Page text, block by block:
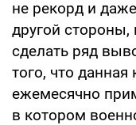
не рекорд и
другой
сделать ряд
того, что
ежемесячно
в котором